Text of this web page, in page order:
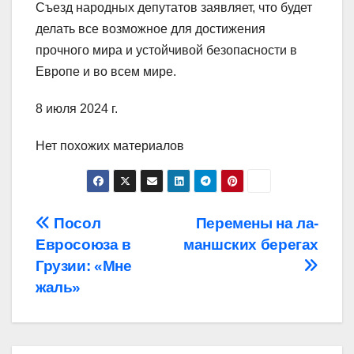
Съезд народных депутатов заявляет, что будет
делать все возможное для достижения
прочного мира и устойчивой безопасности в
Европе и во всем мире.
8 июля 2024 г.
Нет похожих материалов
Навигация
по
записям
Перемены на ла-
маншских берегах
Посол
Евросоюза в
Грузии: «Мне
жаль»